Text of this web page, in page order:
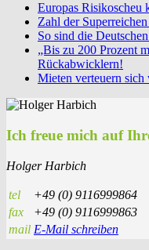
Europas Risikoscheu
Zahl der
So sind die
„Bis zu 200 Prozent
Rückabwicklern!
Mieten verteuern sich
Ich freue mich auf
Holger Harbich
tel
+49 (0) 9116999864
fax
+49 (0) 9116999863
mail E-Mail schreiben